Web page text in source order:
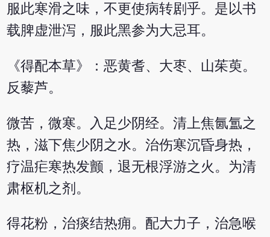
服此寒滑之味，不更使病转剧乎。是以书
载脾虚泄泻，服此黑参为大忌耳。
《得配本草》：恶黄耆、大枣、山茱萸。
反藜芦。
微苦，微寒。入足少阴经。清上焦氤氲之
热，滋下焦少阴之水。治伤寒沉昏身热，
疗温疟寒热发颤，退无根浮游之火。为清
肃枢机之剂。
得花粉，治痰结热痈。配大力子，治急喉